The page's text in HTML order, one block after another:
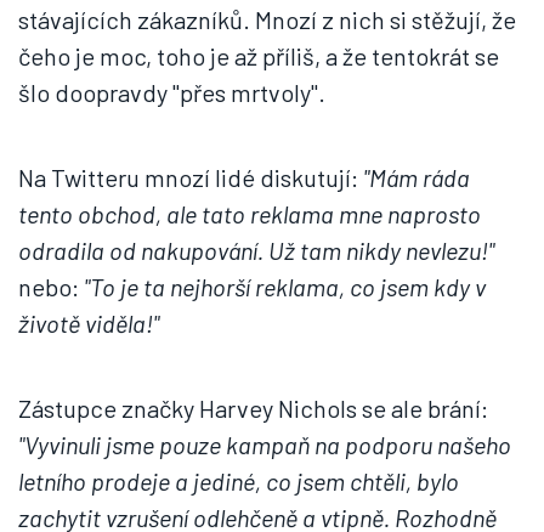
stávajících zákazníků. Mnozí z nich si stěžují, že
čeho je moc, toho je až příliš, a že tentokrát se
šlo doopravdy "přes mrtvoly".
Na Twitteru mnozí lidé diskutují: "Mám ráda
tento obchod, ale tato reklama mne naprosto
odradila od nakupování. Už tam nikdy nevlezu!"
nebo: "To je ta nejhorší reklama, co jsem kdy v
životě viděla!"
Zástupce značky Harvey Nichols se ale brání:
"Vyvinuli jsme pouze kampaň na podporu našeho
letního prodeje a jediné, co jsem chtěli, bylo
zachytit vzrušení odlehčeně a vtipně. Rozhodně